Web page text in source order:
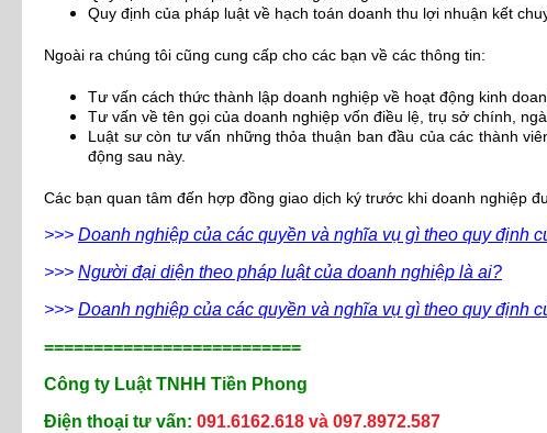
Quy định của pháp luật về hạch toán doanh thu lợi nhuận kết
Ngoài ra chúng tôi cũng cung cấp cho các bạn về các thông tin:
Tư vấn cách thức thành lập doanh nghiệp về hoạt động kinh
Tư vấn về tên gọi của doanh nghiệp vốn điều lệ, trụ sở chính,
Luật sư còn tư vấn những thỏa thuận ban đầu của các thành
động sau này.
Các bạn quan tâm đến hợp đồng giao dịch ký trước khi doanh nghiệp
>>> Doanh nghiệp của các quyền và nghĩa vụ gì theo quy định
>>> Người đại diện theo pháp luật của doanh nghiệp là ai?
>>> Doanh nghiệp của các quyền và nghĩa vụ gì theo quy định
==========================
Công ty Luật TNHH Tiền Phong
Điện thoại tư vấn: 091.6162.618 và 097.8972.587